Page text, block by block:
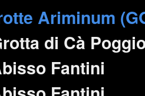
Ariminum
di Cà
Fantini